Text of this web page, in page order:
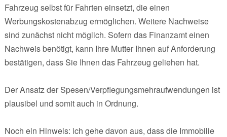
Fahrzeug selbst für Fahrten einsetzt, die einen
Werbungskostenabzug ermöglichen. Weitere Nachweise
sind zunächst nicht möglich. Sofern das Finanzamt einen
Nachweis benötigt, kann Ihre Mutter Ihnen auf Anforderung
bestätigen, dass Sie Ihnen das Fahrzeug geliehen hat.
Der Ansatz der Spesen/Verpflegungsmehraufwendungen ist
plausibel und somit auch in Ordnung.
Noch ein Hinweis: ich gehe davon aus, dass die Immobilie